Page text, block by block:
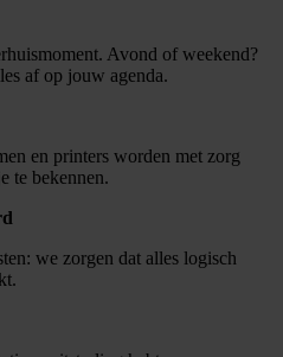
Avond of weekend?
af op jouw agenda.
en printers worden met zorg
te bekennen.
we zorgen dat alles logisch